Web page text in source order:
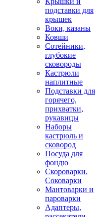
подставки для
крышек
Воки, казаны
Ковши
Сотейники,
глубокие
сковороды
Кастрюли
наплитные
Подставки для
горячего,
прихватки,
рукавицы
Наборы
кастрюль и
сковород
Посуда для
фондю
Скороварки.
Соковарки
Мантоварки и
пароварки
Адаптеры,